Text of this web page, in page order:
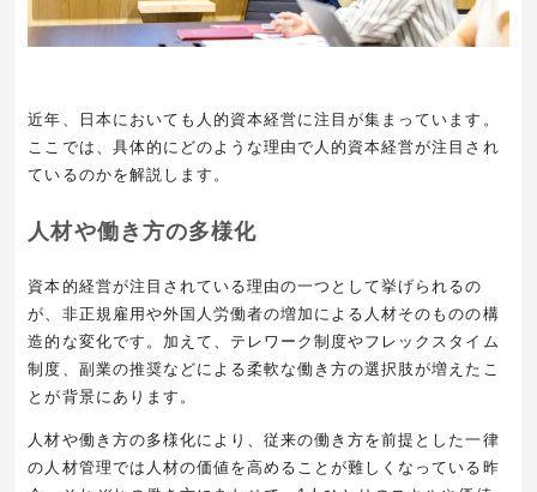
近年、日本においても人的資本経営に注目が集まっています。
ここでは、具体的にどのような理由で人的資本経営が注目され
ているのかを解説します。
人材や働き方の多様化
資本的経営が注目されている理由の一つとして挙げられるの
が、非正規雇用や外国人労働者の増加による人材そのものの構
造的な変化です。加えて、テレワーク制度やフレックスタイム
制度、副業の推奨などによる柔軟な働き方の選択肢が増えたこ
とが背景にあります。
人材や働き方の多様化により、従来の働き方を前提とした一律
の人材管理では人材の価値を高めることが難しくなっている昨